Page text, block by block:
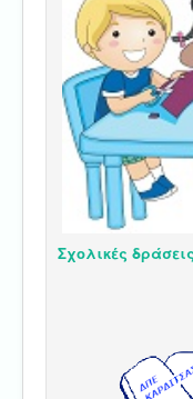
Σχολικές δράσεις